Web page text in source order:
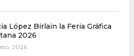
López Birlain la Feria Gráfica
2026
2026